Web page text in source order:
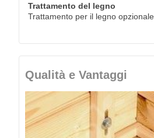
Trattamento del legno
Trattamento per il legno opzionale
Qualità e Vantaggi